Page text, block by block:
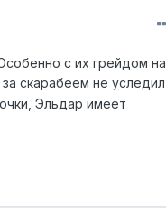
с их грейдом на
за скарабеем не уследил,
Эльдар имеет